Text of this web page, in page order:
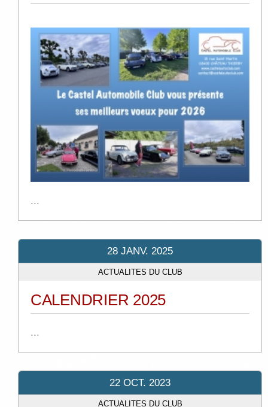
...
28 JANV. 2025
ACTUALITES DU CLUB
CALENDRIER 2025
...
22 OCT. 2023
ACTUALITES DU CLUB